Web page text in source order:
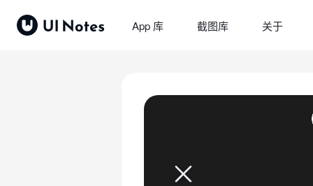
App 库 截图库 关于